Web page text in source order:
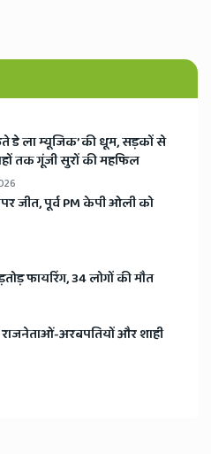
डे ला म्यूजिक’ की धूम, सड़कों से
तक गूंजी सुरों की महफिल
जीत, पूर्व PM केपी ओली को
फायरिंग, 34 लोगों की मौत
अरबपतियों और शाही